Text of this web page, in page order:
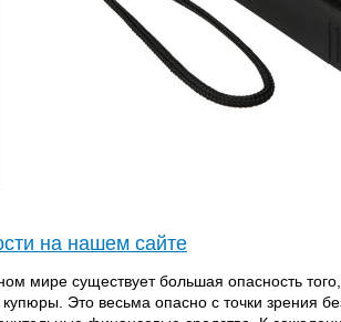
на нашем сайте
мире существует большая опасность
Это весьма опасно с точки зрения